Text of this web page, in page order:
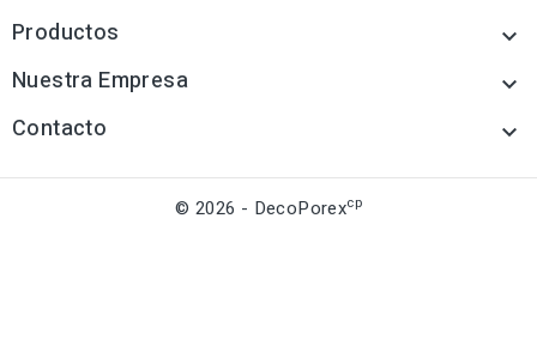
Productos 
Nuestra Empresa 
Contacto 
© 2026 - DecoPorexcp